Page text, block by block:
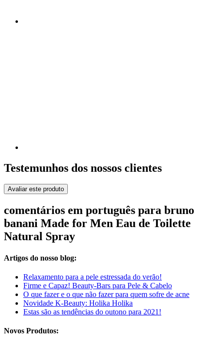
Testemunhos dos nossos clientes
Avaliar este produto
comentários em português para bruno
banani Made for Men Eau de Toilette
Natural Spray
Artigos do nosso blog:
Relaxamento para a pele estressada do verão!
Firme e Capaz! Beauty-Bars para Pele & Cabelo
O que fazer e o que não fazer para quem sofre de acne
Novidade K-Beauty: Holika Holika
Estas são as tendências do outono para 2021!
Novos Produtos: